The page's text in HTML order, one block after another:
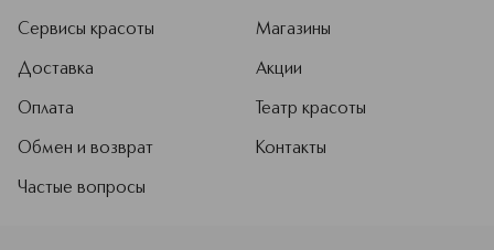
Сервисы красоты
Доставка
Оплата
Обмен и возврат
Частые вопросы
Магазины
Акции
Театр красоты
Контакты